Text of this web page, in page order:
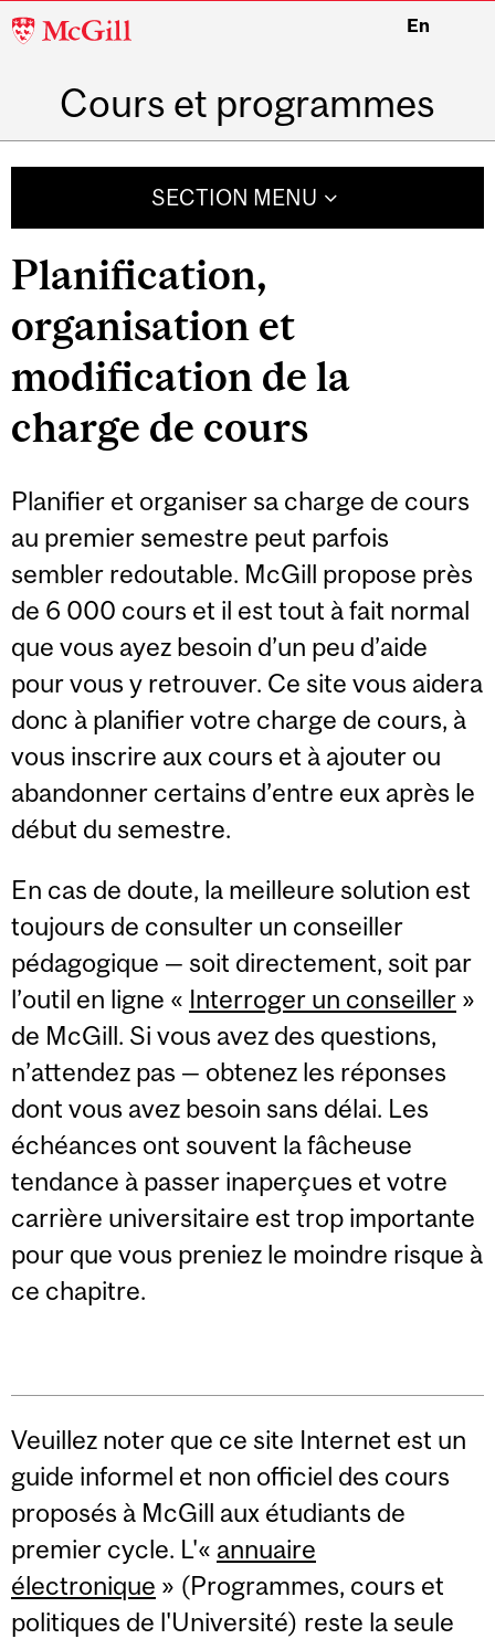
McGill
En
Cours et programmes
SECTION MENU
Planification,
organisation et
modification de la
charge de cours
Planifier et organiser sa charge de cours
au premier semestre peut parfois
sembler redoutable. McGill propose près
de 6 000 cours et il est tout à fait normal
que vous ayez besoin d’un peu d’aide
pour vous y retrouver. Ce site vous aidera
donc à planifier votre charge de cours, à
vous inscrire aux cours et à ajouter ou
abandonner certains d’entre eux après le
début du semestre.
En cas de doute, la meilleure solution est
toujours de consulter un conseiller
pédagogique — soit directement, soit par
l’outil en ligne « Interroger un conseiller »
de McGill. Si vous avez des questions,
n’attendez pas — obtenez les réponses
dont vous avez besoin sans délai. Les
échéances ont souvent la fâcheuse
tendance à passer inaperçues et votre
carrière universitaire est trop importante
pour que vous preniez le moindre risque à
ce chapitre.
Veuillez noter que ce site Internet est un
guide informel et non officiel des cours
proposés à McGill aux étudiants de
premier cycle. L'« annuaire
électronique » (Programmes, cours et
politiques de l'Université) reste la seule
Related
Content